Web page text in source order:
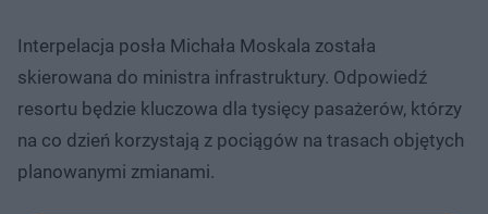
Interpelacja posła Michała Moskala została
skierowana do ministra infrastruktury. Odpowiedź
resortu będzie kluczowa dla tysięcy pasażerów, którzy
na co dzień korzystają z pociągów na trasach objętych
planowanymi zmianami.